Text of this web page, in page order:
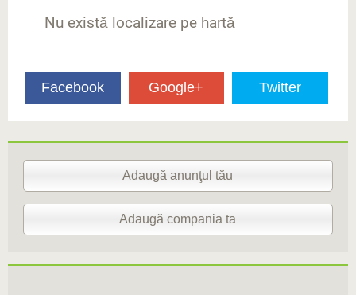
Nu există localizare pe hartă
Facebook Google+ Twitter
Adaugă anunţul tău
Adaugă compania ta